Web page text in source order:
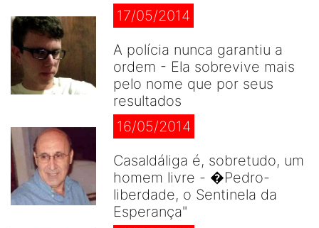
17/05/2014
A polícia nunca garantiu a
ordem - Ela sobrevive mais
pelo nome que por seus
resultados
16/05/2014
Casaldáliga é, sobretudo, um
homem livre - �Pedro-
liberdade, o Sentinela da
Esperança"